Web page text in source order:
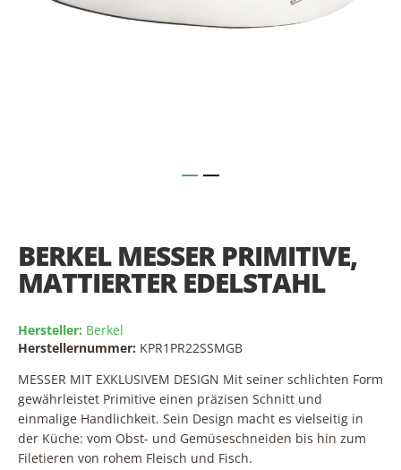
BERKEL MESSER PRIMITIVE,
MATTIERTER EDELSTAHL
Hersteller: Berkel
Herstellernummer: KPR1PR22SSMGB
MESSER MIT EXKLUSIVEM DESIGN Mit seiner schlichten Form
gewährleistet Primitive einen präzisen Schnitt und
einmalige Handlichkeit. Sein Design macht es vielseitig in
der Küche: vom Obst- und Gemüseschneiden bis hin zum
Filetieren von rohem Fleisch und Fisch.
beginning
of
the
gallery